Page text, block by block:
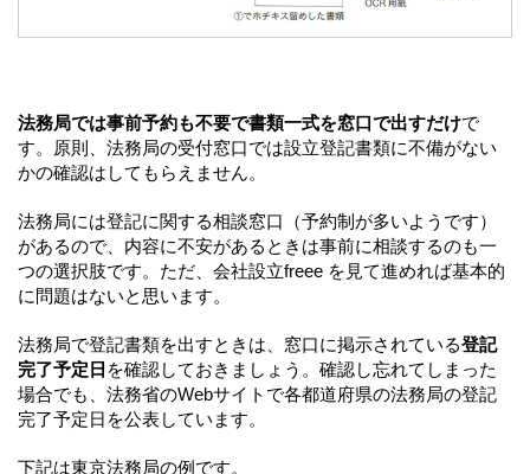
法務局では事前予約も不要で書類一式を窓口で出すだけで
す。原則、法務局の受付窓口では設立登記書類に不備がない
かの確認はしてもらえません。
法務局には登記に関する相談窓口（予約制が多いようです）
があるので、内容に不安があるときは事前に相談するのも一
つの選択肢です。ただ、会社設立freee を見て進めれば基本的
に問題はないと思います。
法務局で登記書類を出すときは、窓口に掲示されている登記
完了予定日 を確認しておきましょう。確認し忘れてしまった
場合でも、法務省のWebサイトで各都道府県の法務局の登記
完了予定日を公表しています。
下記は東京法務局の例です。